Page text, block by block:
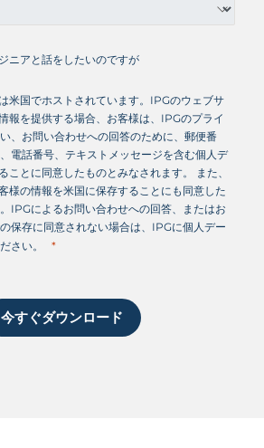
ニアと話をしたいのですが
米国でホストされています。IPGのウェブサ
報を提供する場合、お客様は、IPGのプライ
、お問い合わせへの回答のために、郵便番
電話番号、テキストメッセージを含む個人デ
ことに同意したものとみなされます。 また、
様の情報を米国に保存することにも同意した
IPGによるお問い合わせへの回答、またはお
保存に同意されない場合は、IPGに個人デー
さい。
今すぐダウンロード